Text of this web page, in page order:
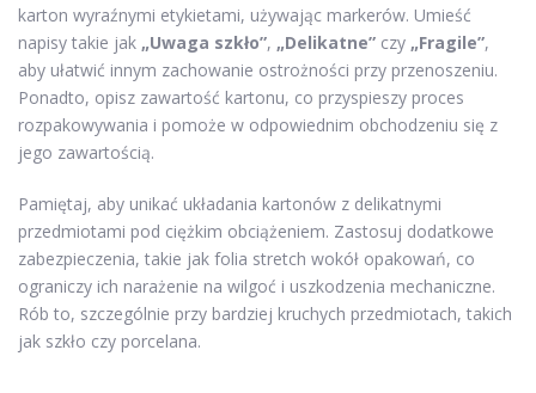
karton wyraźnymi etykietami, używając markerów. Umieść
napisy takie jak „Uwaga szkło”, „Delikatne” czy „Fragile”,
aby ułatwić innym zachowanie ostrożności przy przenoszeniu.
Ponadto, opisz zawartość kartonu, co przyspieszy proces
rozpakowywania i pomoże w odpowiednim obchodzeniu się z
jego zawartością.
Pamiętaj, aby unikać układania kartonów z delikatnymi
przedmiotami pod ciężkim obciążeniem. Zastosuj dodatkowe
zabezpieczenia, takie jak folia stretch wokół opakowań, co
ograniczy ich narażenie na wilgoć i uszkodzenia mechaniczne.
Rób to, szczególnie przy bardziej kruchych przedmiotach, takich
jak szkło czy porcelana.